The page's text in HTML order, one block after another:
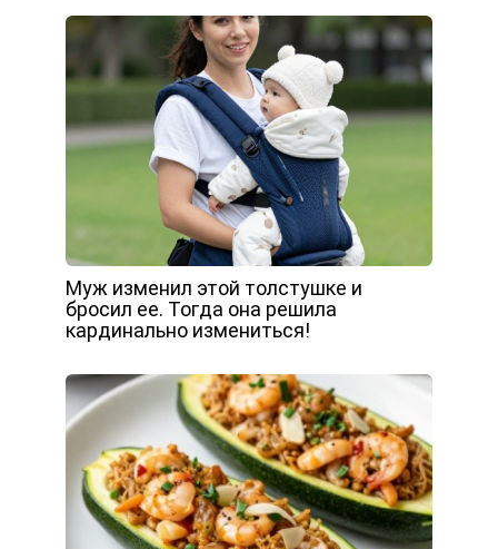
Муж изменил этой толстушке и
бросил ее. Тогда она решила
кардинально измениться!